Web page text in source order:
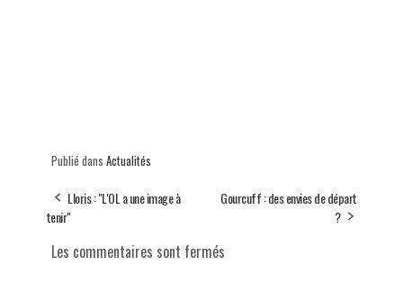
Publié dans Actualités
Lloris : "L'OL a une image à
tenir"
Gourcuff : des envies de départ
?
Les commentaires sont fermés